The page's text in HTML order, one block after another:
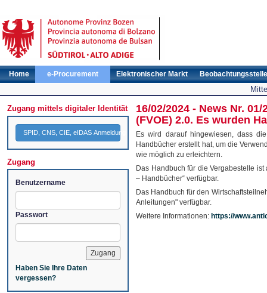
Home e-Procurement Elektronischer Markt Beobachtungsstelle
Zugang mittels digitaler Identität
SPID, CNS, CIE, eIDAS Anmeldung
Zugang
Benutzername
Passwort
Haben Sie Ihre Daten
vergessen?
16/02/2024 - News Nr.
(FVOE) 2.0. Es wurden
Es wird darauf hingewiesen, dass
Handbücher erstellt hat, um die
wie möglich zu erleichtern.
Das Handbuch für die Vergabestelle
– Handbücher“ verfügbar.
Das Handbuch für den
Anleitungen" verfügbar.
Weitere Informationen: https://